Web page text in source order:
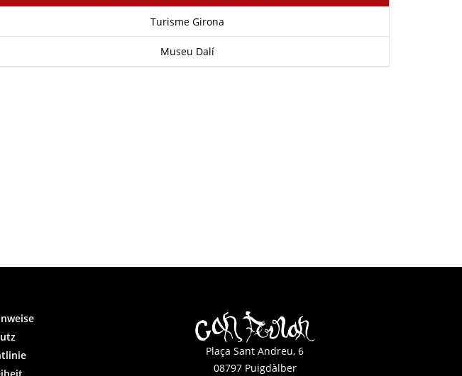
Turisme Girona
Museu Dalí
Plaça Sant Andreu, 6
08797 Puigdàlber